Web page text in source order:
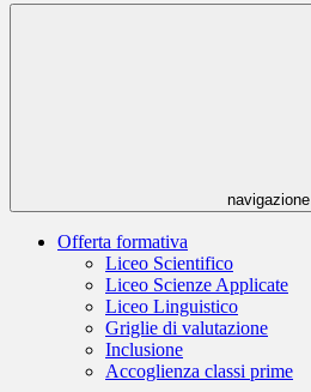
navigazione
Offerta formativa
Liceo Scientifico
Liceo Scienze Applicate
Liceo Linguistico
Griglie di valutazione
Inclusione
Accoglienza classi prime